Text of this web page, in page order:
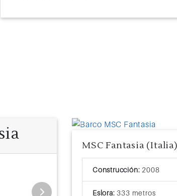
Exterior
Tamaño: 12 a 29 m2
Previous
MSC Fantasia
Construcción: 2008
Eslora: 333 metros